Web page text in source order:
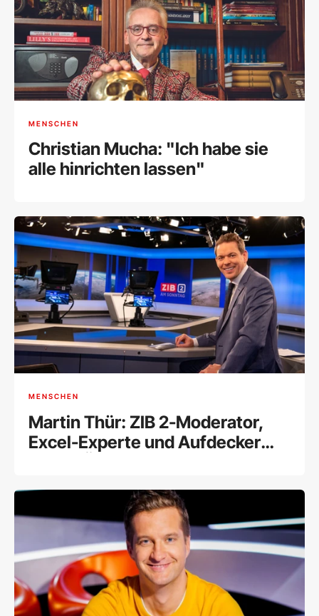
MENSCHEN
Christian Mucha: "Ich habe sie
alle hinrichten lassen"
MENSCHEN
Martin Thür: ZIB 2-Moderator,
Excel-Experte und Aufdecker